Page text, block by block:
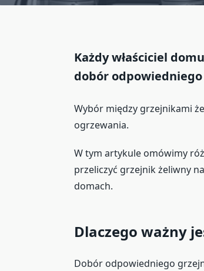
Każdy właściciel
dobór
Wybór między grzejnikami
ogrzewania.
W tym artykule omówimy
przeliczyć grzejnik żeliwny
domach.
Dlaczego ważny
Dobór odpowiedniego